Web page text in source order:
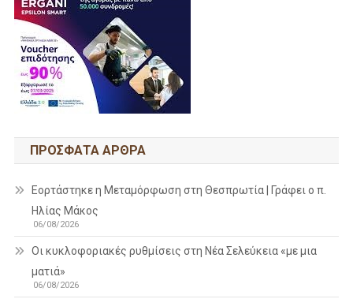
ΠΡΌΣΦΑΤΑ ΆΡΘΡΑ
Εορτάστηκε η Μεταμόρφωση στη Θεσπρωτία | Γράφει ο π.
Ηλίας Μάκος
06/08/2026
Οι κυκλοφοριακές ρυθμίσεις στη Νέα Σελεύκεια «με μια
ματιά»
06/08/2026